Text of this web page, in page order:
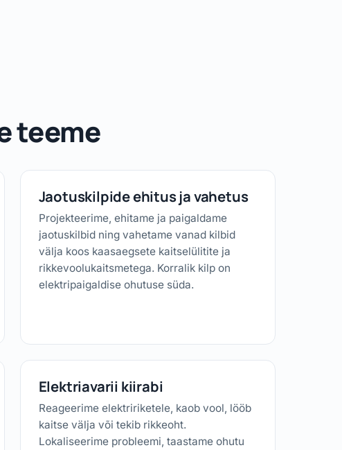
teeme
Jaotuskilpide ehitus ja vahetus
Projekteerime, ehitame ja paigaldame
jaotuskilbid ning vahetame vanad kilbid
välja koos kaasaegsete kaitselülitite ja
rikkevoolukaitsmetega. Korralik kilp on
elektripaigaldise ohutuse süda.
Elektriavarii kiirabi
Reageerime elektririketele, kaob vool, lööb
kaitse välja või tekib rikkeoht.
Lokaliseerime probleemi, taastame ohutu